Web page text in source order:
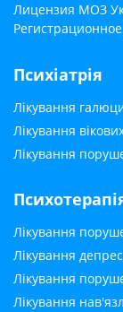
Лицензия МОЗ
Психіатрія
Лікування
Лікування
Лікування
Лікування
Лікування
Лікування
Лікування